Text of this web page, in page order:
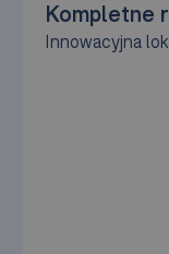
Kompletne
Innowacyjna